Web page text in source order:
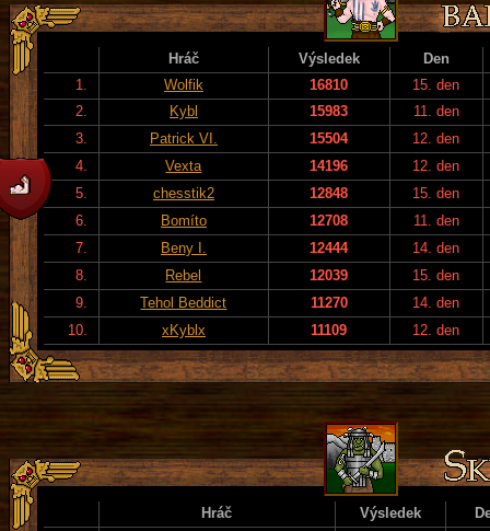
Hráč Výsledek
Den
1.
Wolfik 16810
15. den
2.
Kybl 15983
11. den
3.
Patrick VI. 15504
12. den
4.
Vexta 14196
12. den
5.
chesstik2 12848
15. den
6.
Bomíto 12708
11. den
7.
Beny I. 12444
14. den
8.
Rebel 12039
15. den
9.
Tehol Beddict 11270
14. den
10.
xKyblx 11109 12. den
Hráč Výsledek